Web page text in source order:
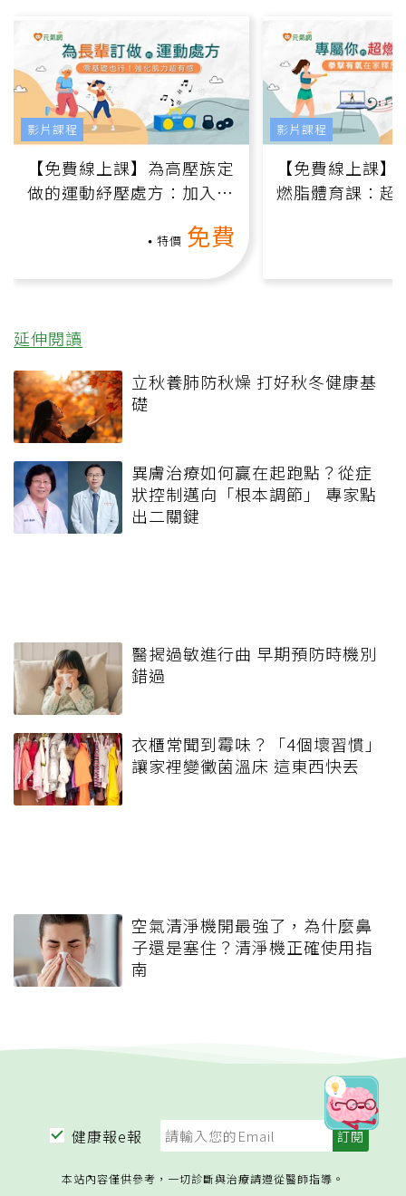
【免費線上課】為高壓族定
做的運動紓壓處方：加入行
特價 免費
影片課程
【免費線上課
燃脂體育課：超
影片課程
延伸閱讀
立秋養肺防秋燥 打好秋冬健康基
礎
異膚治療如何贏在起跑點？從症
狀控制邁向「根本調節」 專家點
出二關鍵
醫揭過敏進行曲 早期預防時機別
錯過
衣櫃常聞到霉味？「4個壞習慣」
讓家裡變黴菌溫床 這東西快丟
空氣清淨機開最強了，為什麼鼻
子還是塞住？清淨機正確使用指
南
健康報e報
本站內容僅供參考，一切診斷與治療請遵從醫師指導。